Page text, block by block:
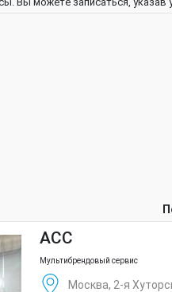
ACC
Мультибрендовый сервис
Москва, 2-я